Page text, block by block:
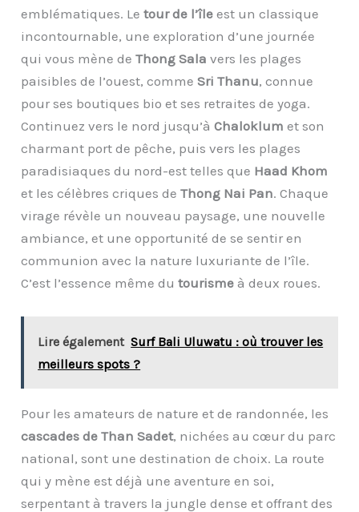
emblématiques. Letour de l’île est un classique
incontournable, une exploration d’une journée
qui vous mène deThong Sala vers les plages
paisibles de l’ouest, commeSri Thanu, connue
pour ses boutiques bio et ses retraites de yoga.
Continuez vers le nord jusqu’àChaloklum et son
charmant port de pêche, puis vers les plages
paradisiaques du nord-est telles que Haad Khom
et les célèbres criques deThong Nai Pan. Chaque
virage révèle un nouveau paysage, une nouvelle
ambiance, et une opportunité de se sentir en
communion avec la nature luxuriante de l’île.
C’est l’essence même dutourisme à deux roues.
Lire également Surf Bali Uluwatu : où trouver les
meilleurs spots ?
Pour les amateurs de nature et de randonnée, les
cascades de Than Sadet, nichées au cœur du parc
national, sont une destination de choix. La route
qui y mène est déjà une aventure en soi,
serpentant à travers la jungle dense et offrant des